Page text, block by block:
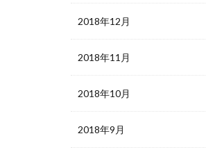
2018年12月
2018年11月
2018年10月
2018年9月